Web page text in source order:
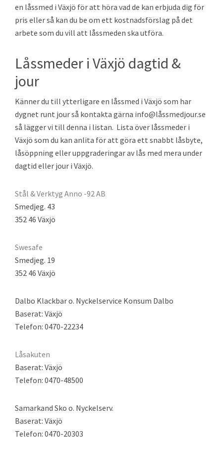
en låssmed i Växjö för att höra vad de kan erbjuda dig för
pris eller så kan du be om ett kostnadsförslag på det
arbete som du vill att låssmeden ska utföra.
Låssmeder i Växjö dagtid &
jour
Känner du till ytterligare en låssmed i Växjö som har
dygnet runt jour så kontakta gärna info@låssmedjour.se
så lägger vi till denna i listan. Lista över låssmeder i
Växjö som du kan anlita för att göra ett snabbt låsbyte,
låsöppning eller uppgraderingar av lås med mera under
dagtid eller jour i Växjö.
Stål & Verktyg Anno -92 AB
Smedjeg. 43
352 46 Växjö
Swesafe
Smedjeg. 19
352 46 Växjö
Dalbo Klackbar o. Nyckelservice Konsum Dalbo
Baserat: Växjö
Telefon: 0470-22234
Låsakuten
Baserat: Växjö
Telefon: 0470-48500
Samarkand Sko o. Nyckelserv.
Baserat: Växjö
Telefon: 0470-20303